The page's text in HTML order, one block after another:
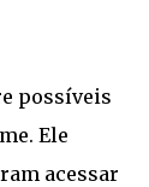
possíveis
Ele
acessar